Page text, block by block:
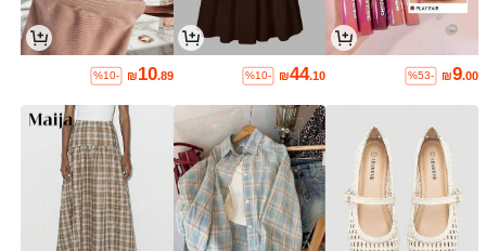
₪9.00
%53-
₪44.10
%10-
₪10.89
%10-